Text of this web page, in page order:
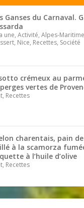
Ganses du Carnaval.
une, Activité, Alpes-
Nice, Recettes, Société
crémeux au
vertes de
Recettes
charentais, pain
à la scamorza
à l’huile d’olive
Recettes